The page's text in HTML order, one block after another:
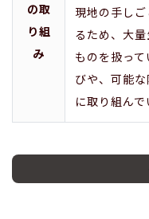
の取
り組
み
現地の手し
るため、大
ものを扱っ
びや、可能
に取り組んで